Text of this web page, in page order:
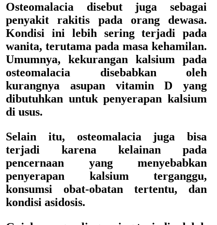
Osteomalacia disebut juga sebagai
penyakit rakitis pada orang dewasa.
Kondisi ini lebih sering terjadi pada
wanita, terutama pada masa kehamilan.
Umumnya, kekurangan kalsium pada
osteomalacia disebabkan oleh
kurangnya asupan vitamin D yang
dibutuhkan untuk penyerapan kalsium
di usus.
Selain itu, osteomalacia juga bisa
terjadi karena kelainan pada
pencernaan yang menyebabkan
penyerapan kalsium terganggu,
konsumsi obat-obatan tertentu, dan
kondisi asidosis.